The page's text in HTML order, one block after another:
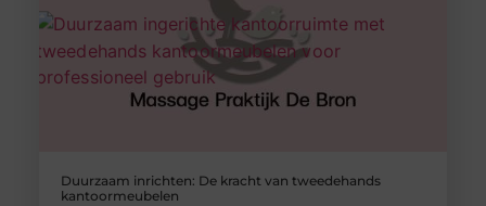
Duurzaam inrichten: De kracht van tweedehands
kantoormeubelen